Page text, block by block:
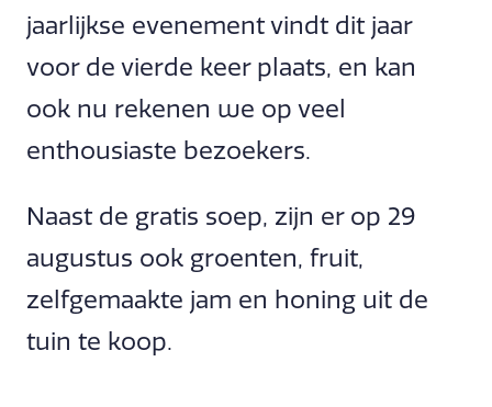
jaarlijkse evenement vindt dit jaar
voor de vierde keer plaats, en kan
ook nu rekenen we op veel
enthousiaste bezoekers.
Naast de gratis soep, zijn er op 29
augustus ook groenten, fruit,
zelfgemaakte jam en honing uit de
tuin te koop.